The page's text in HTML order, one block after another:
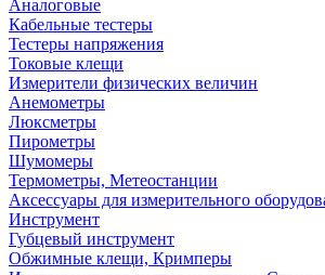
Аналоговые
Кабельные тестеры
Тестеры напряжения
Токовые клещи
Измерители физических величин
Анемометры
Люксметры
Пирометры
Шумомеры
Термометры, Метеостанции
Аксессуары для измерительного
Инструмент
Губцевый инструмент
Обжимные клещи, Кримперы